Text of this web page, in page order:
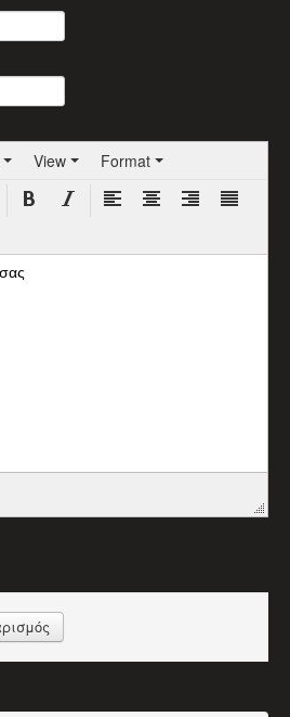
View
Format